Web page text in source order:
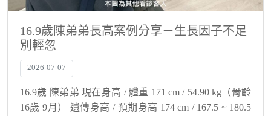
16.9歲陳弟弟長高案例分享－生長因子不足
別輕忽
2026-07-07
16.9歲 陳弟弟 現在身高 / 體重 171 cm / 54.90 kg（骨齡
16歲 9月） 遺傳身高 / 預期身高 174 cm / 167.5 ~ 180.5